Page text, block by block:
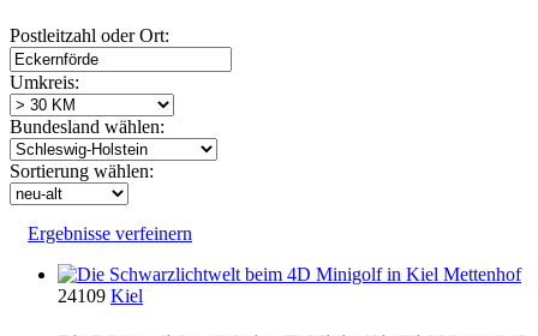
Postleitzahl oder Ort:
Umkreis:
Bundesland wählen:
Sortierung wählen:
Ergebnisse verfeinern
24109 Kiel